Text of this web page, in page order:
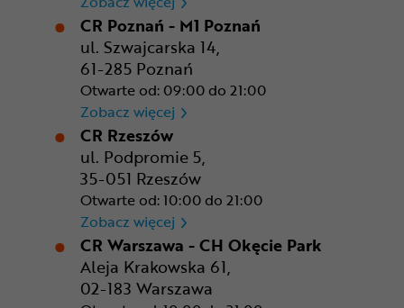
CR Poznań - M1 Poznań
ul. Szwajcarska 14,
61-285 Poznań
Otwarte od: 09:00 do 21:00
Zobacz więcej CR Poznań - M1 Poznań
CR Rzeszów
ul. Podpromie 5,
35-051 Rzeszów
Otwarte od: 10:00 do 21:00
Zobacz więcej CR Rzeszów
CR Warszawa - CH Okęcie Park
Aleja Krakowska 61,
02-183 Warszawa